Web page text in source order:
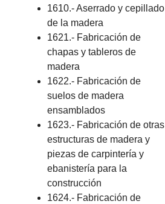
1610.- Aserrado y cepillado
de la madera
1621.- Fabricación de
chapas y tableros de
madera
1622.- Fabricación de
suelos de madera
ensamblados
1623.- Fabricación de otras
estructuras de madera y
piezas de carpintería y
ebanistería para la
construcción
1624.- Fabricación de